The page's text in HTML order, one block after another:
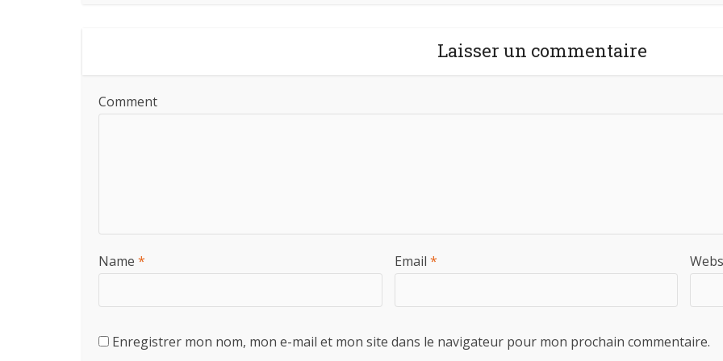
Laisser un commentaire
Comment
Name * Email *
Enregistrer mon nom, mon e-mail et mon site dans le navigateur pour mon prochain commentaire.